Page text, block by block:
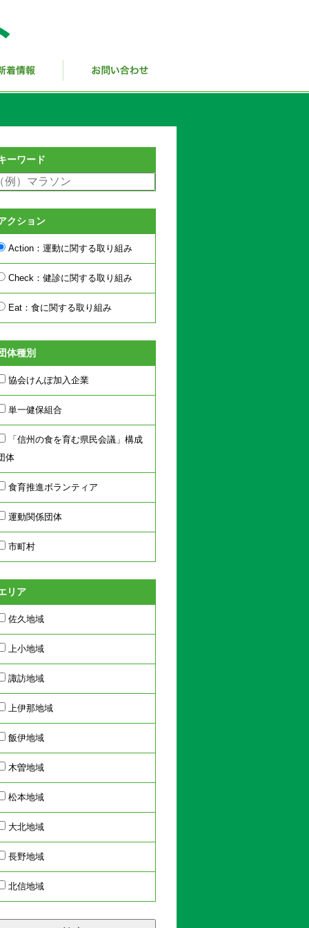
ーワード
クション
Action：運動に関する取り組み
Check：健診に関する取り組み
Eat：食に関する取り組み
体種別
協会けんぽ加入企業
単一健保組合
「信州の食を育む県民会議」構成
体
食育推進ボランティア
運動関係団体
市町村
リア
佐久地域
上小地域
諏訪地域
上伊那地域
飯伊地域
木曽地域
松本地域
大北地域
長野地域
北信地域